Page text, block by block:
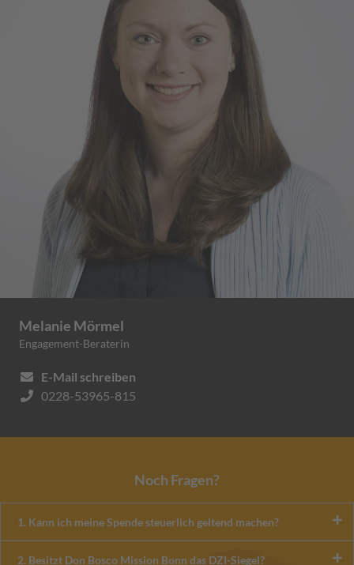
Melanie Mörmel
Engagement-Beraterin
E-Mail schreiben
0228-53965-815
Noch Fragen?
1. Kann ich meine Spende steuerlich geltend machen?
2. Besitzt Don Bosco Mission Bonn das DZI-Siegel?